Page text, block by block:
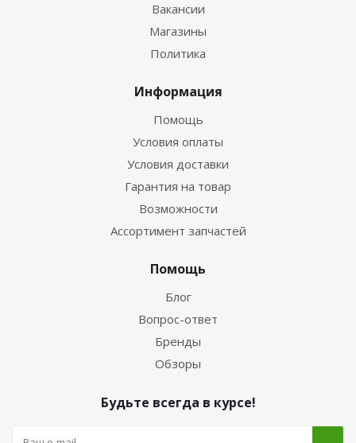
Вакансии
Магазины
Политика
Информация
Помощь
Условия оплаты
Условия доставки
Гарантия на товар
Возможности
Ассортимент запчастей
Помощь
Блог
Вопрос-ответ
Бренды
Обзоры
Будьте всегда в курсе!